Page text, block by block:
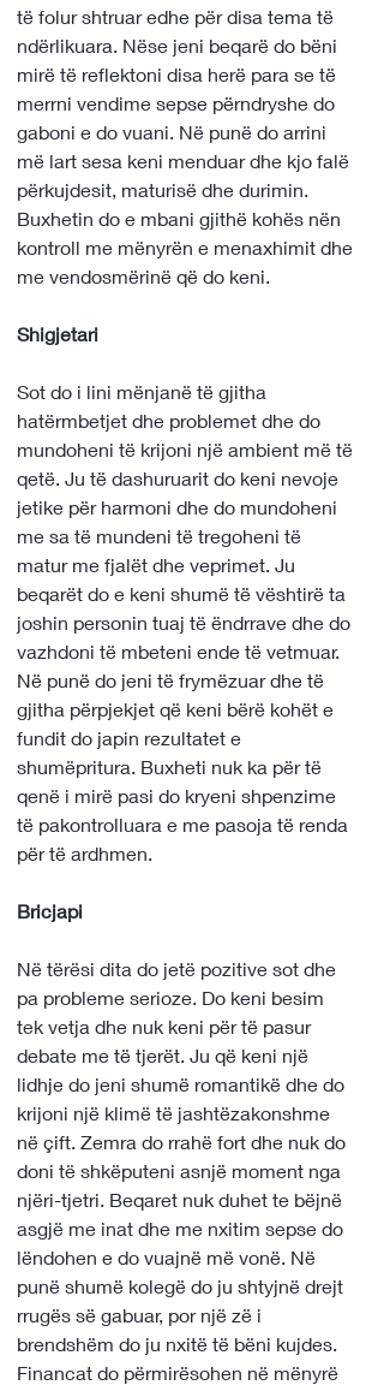
të folur shtruar edhe për disa tema të
ndërlikuara. Nëse jeni beqarë do bëni
mirë të reflektoni disa herë para se të
merrni vendime sepse përndryshe do
gaboni e do vuani. Në punë do arrini
më lart sesa keni menduar dhe kjo falë
përkujdesit, maturisë dhe durimin.
Buxhetin do e mbani gjithë kohës nën
kontroll me mënyrën e menaxhimit dhe
me vendosmërinë që do keni.
Shigjetari
Sot do i lini mënjanë të gjitha
hatërmbetjet dhe problemet dhe do
mundoheni të krijoni një ambient më të
qetë. Ju të dashuruarit do keni nevoje
jetike për harmoni dhe do mundoheni
me sa të mundeni të tregoheni të
matur me fjalët dhe veprimet. Ju
beqarët do e keni shumë të vështirë ta
joshin personin tuaj të ëndrrave dhe do
vazhdoni të mbeteni ende të vetmuar.
Në punë do jeni të frymëzuar dhe të
gjitha përpjekjet që keni bërë kohët e
fundit do japin rezultatet e
shumëpritura. Buxheti nuk ka për të
qenë i mirë pasi do kryeni shpenzime
të pakontrolluara e me pasoja të renda
për të ardhmen.
Bricjapi
Në tërësi dita do jetë pozitive sot dhe
pa probleme serioze. Do keni besim
tek vetja dhe nuk keni për të pasur
debate me të tjerët. Ju që keni një
lidhje do jeni shumë romantikë dhe do
krijoni një klimë të jashtëzakonshme
në çift. Zemra do rrahë fort dhe nuk do
doni të shkëputeni asnjë moment nga
njëri-tjetri. Beqaret nuk duhet te bëjnë
asgjë me inat dhe me nxitim sepse do
lëndohen e do vuajnë më vonë. Në
punë shumë kolegë do ju shtyjnë drejt
rrugës së gabuar, por një zë i
brendshëm do ju nxitë të bëni kujdes.
Financat do përmirësohen në mënyrë